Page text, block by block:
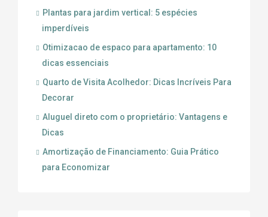
Plantas para jardim vertical: 5 espécies
imperdíveis
Otimizacao de espaco para apartamento: 10
dicas essenciais
Quarto de Visita Acolhedor: Dicas Incríveis Para
Decorar
Aluguel direto com o proprietário: Vantagens e
Dicas
Amortização de Financiamento: Guia Prático
para Economizar